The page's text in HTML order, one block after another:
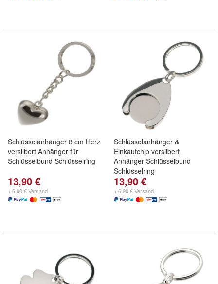
Schlüsselanhänger 8 cm Herz
versilbert Anhänger für
Schlüsselbund Schlüsselring
13,90 €
+ 6,90 € Versand
Schlüsselanhänger &
Einkaufchip versilbert
Anhänger Schlüsselbund
Schlüsselring
13,90 €
+ 6,90 € Versand